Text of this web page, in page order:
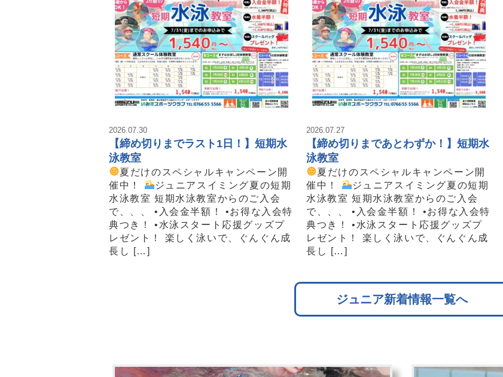
2026.07.30
【締め切りまでラスト1日！】短期水
泳教室
夏だけのスペシャルキャンペーン開
催中！
ジュニアスイミング夏の短期
水泳教室 短期水泳教室からのご入会
で、、、 •入会金半額！ •お得な入会特
典つき！ •水泳スタート応援グッズプ
レゼント！ 楽しく泳いで、ぐんぐん成
長し […]
2026.07.27
【締め切りまであとわずか！】短期水
泳教室
夏だけのスペシャルキャンペーン開
催中！
ジュニアスイミング夏の短期
水泳教室 短期水泳教室からのご入会
で、、、 •入会金半額！ •お得な入会特
典つき！ •水泳スタート応援グッズプ
レゼント！ 楽しく泳いで、ぐんぐん成
長し […]
ジュニア新着情報一覧へ